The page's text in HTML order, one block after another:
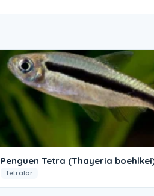
Penguen Tetra (Thayeria
Tetralar